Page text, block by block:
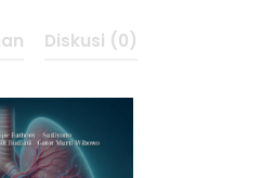
Diskusi (0)